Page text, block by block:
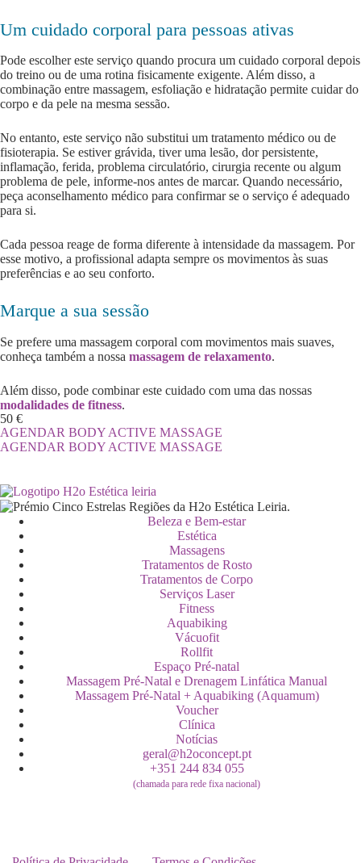
Um cuidado corporal para pessoas ativas
Pode escolher este serviço quando procura um cuidado corporal depois
do treino ou de uma rotina fisicamente exigente. Além disso, a
combinação entre massagem, esfoliação e hidratação permite cuidar do
corpo e da pele na mesma sessão.
No entanto, este serviço não substitui um tratamento médico ou de
fisioterapia. Se estiver grávida, tiver uma lesão, dor persistente,
inflamação, ferida, problema circulatório, cirurgia recente ou algum
problema de pele, informe-nos antes de marcar. Quando necessário,
peça aconselhamento médico para confirmar se o serviço é adequado
para si.
Cada pessoa reage de forma diferente à intensidade da massagem. Por
esse motivo, a profissional adapta sempre os movimentos às suas
preferências e ao seu conforto.
Marque a sua sessão
Se prefere uma massagem corporal com movimentos mais suaves,
conheça também a nossa massagem de relaxamento.
Além disso, pode combinar este cuidado com uma das nossas
modalidades de fitness.
50 €
AGENDAR BODY ACTIVE MASSAGE
AGENDAR BODY ACTIVE MASSAGE
Beleza e Bem-estar
Estética
Massagens
Tratamentos de Rosto
Tratamentos de Corpo
Serviços Laser
Fitness
Aquabiking
Vácuofit
Rollfit
Espaço Pré-natal
Massagem Pré-Natal e Drenagem Linfática Manual
Massagem Pré-Natal + Aquabiking (Aquamum)
Voucher
Clínica
Notícias
geral@h2oconcept.pt
+351 244 834 055
(chamada para rede fixa nacional)